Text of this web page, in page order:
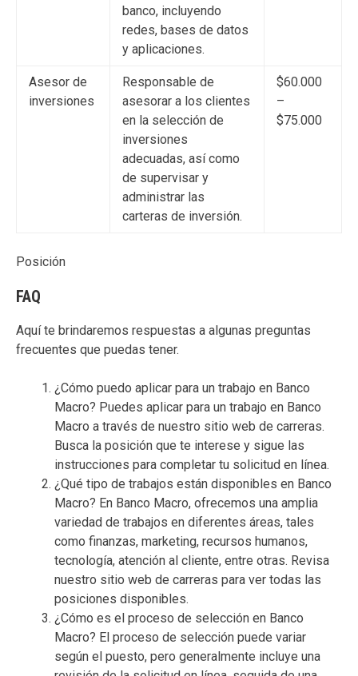
banco, incluyendo
redes, bases de datos
y aplicaciones.
Asesor de
inversiones
Responsable de
asesorar a los clientes
en la selección de
inversiones
adecuadas, así como
de supervisar y
administrar las
carteras de inversión.
$60.000
–
$75.000
Posición
FAQ
Aquí te brindaremos respuestas a algunas preguntas
frecuentes que puedas tener.
¿Cómo puedo aplicar para un trabajo en Banco
Macro? Puedes aplicar para un trabajo en Banco
Macro a través de nuestro sitio web de carreras.
Busca la posición que te interese y sigue las
instrucciones para completar tu solicitud en línea.
¿Qué tipo de trabajos están disponibles en Banco
Macro? En Banco Macro, ofrecemos una amplia
variedad de trabajos en diferentes áreas, tales
como finanzas, marketing, recursos humanos,
tecnología, atención al cliente, entre otras. Revisa
nuestro sitio web de carreras para ver todas las
posiciones disponibles.
¿Cómo es el proceso de selección en Banco
Macro? El proceso de selección puede variar
según el puesto, pero generalmente incluye una